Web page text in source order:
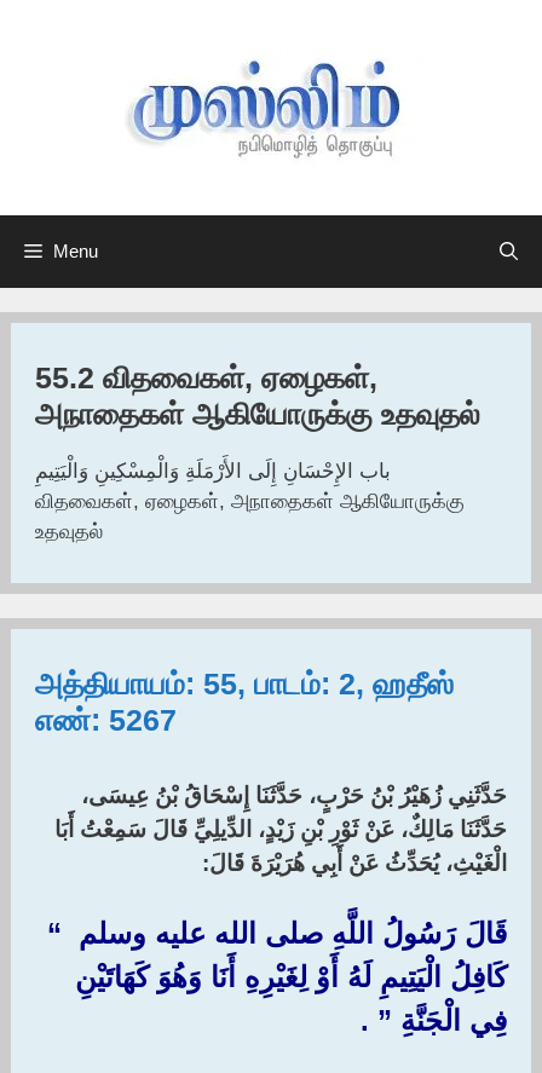
Menu
55.2 விதவைகள், ஏழைகள்,
அநாதைகள் ஆகியோருக்கு உதவுதல்
باب الإِحْسَانِ إِلَى الأَرْمَلَةِ وَالْمِسْكِينِ وَالْيَتِيمِ
விதவைகள், ஏழைகள், அநாதைகள் ஆகியோருக்கு
உதவுதல்
அத்தியாயம்: 55, பாடம்: 2, ஹதீஸ்
எண்: 5267
حَدَّثَنِي زُهَيْرُ بْنُ حَرْبٍ، حَدَّثَنَا إِسْحَاقُ بْنُ عِيسَى،
حَدَّثَنَا مَالِكٌ، عَنْ ثَوْرِ بْنِ زَيْدٍ، الدِّيلِيِّ قَالَ سَمِعْتُ أَبَا
الْغَيْثِ، يُحَدِّثُ عَنْ أَبِي هُرَيْرَةَ قَالَ:‏ ‏
قَالَ رَسُولُ اللَّهِ صلى الله عليه وسلم ‏ “‏
كَافِلُ الْيَتِيمِ لَهُ أَوْ لِغَيْرِهِ أَنَا وَهُوَ كَهَاتَيْنِ
فِي الْجَنَّةِ ‏”‏ ‏.‏